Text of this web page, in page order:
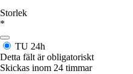
Storlek
*
TU 24h
Detta fält är obligatoriskt
Skickas inom 24 timmar